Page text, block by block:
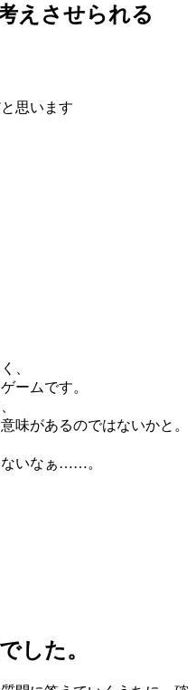
えさせられる
思います
、
ームです。
味があるのではないかと。
ないなぁ……。
した。